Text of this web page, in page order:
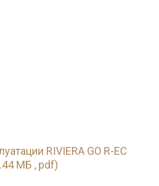
RIVIERA GO R-EC
МБ , pdf)